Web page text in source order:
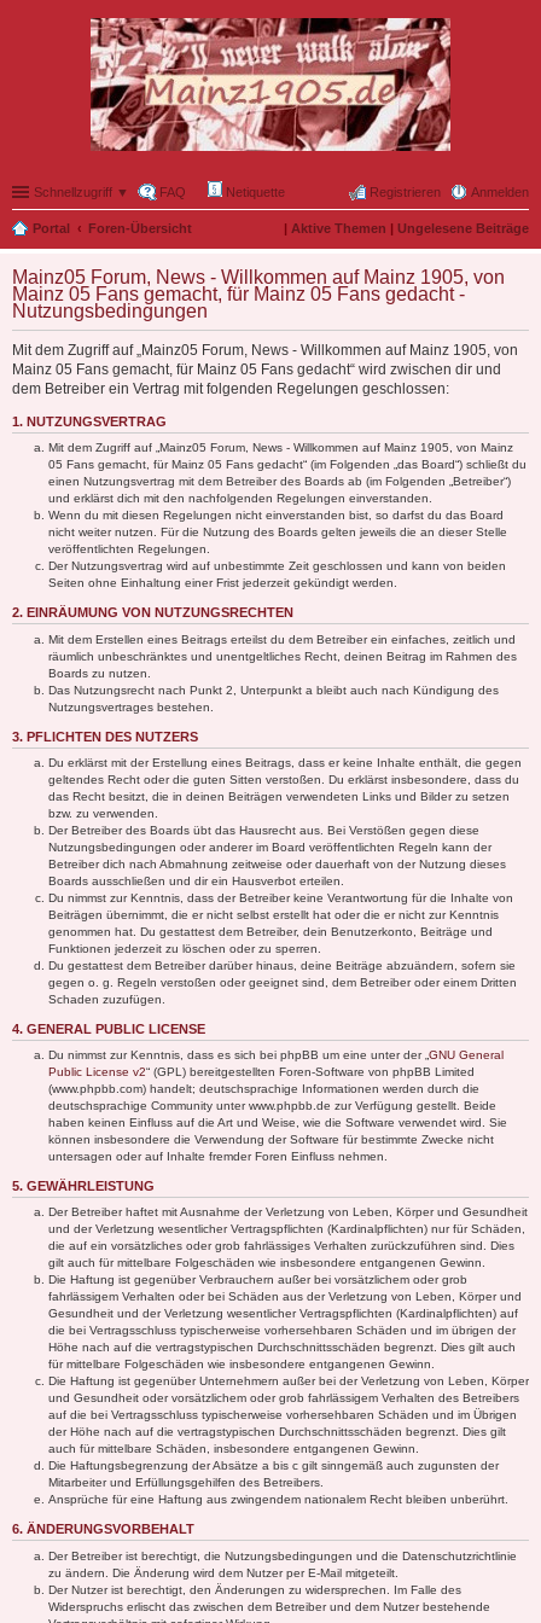
Schnellzugriff ▼ FAQ Netiquette Anmelden
Registrieren
Portal Foren-Übersicht | Aktive Themen | Ungelesene Beiträge
Mainz05 Forum, News - Willkommen auf Mainz 1905, von
Mainz 05 Fans gemacht, für Mainz 05 Fans gedacht -
Nutzungsbedingungen
Mit dem Zugriff auf „Mainz05 Forum, News - Willkommen auf Mainz 1905, von
Mainz 05 Fans gemacht, für Mainz 05 Fans gedacht“ wird zwischen dir und
dem Betreiber ein Vertrag mit folgenden Regelungen geschlossen:
1. NUTZUNGSVERTRAG
Mit dem Zugriff auf „Mainz05 Forum, News - Willkommen auf Mainz 1905, von Mainz
05 Fans gemacht, für Mainz 05 Fans gedacht“ (im Folgenden „das Board“) schließt du
einen Nutzungsvertrag mit dem Betreiber des Boards ab (im Folgenden „Betreiber“)
und erklärst dich mit den nachfolgenden Regelungen einverstanden.
Wenn du mit diesen Regelungen nicht einverstanden bist, so darfst du das Board
nicht weiter nutzen. Für die Nutzung des Boards gelten jeweils die an dieser Stelle
veröffentlichten Regelungen.
Der Nutzungsvertrag wird auf unbestimmte Zeit geschlossen und kann von beiden
Seiten ohne Einhaltung einer Frist jederzeit gekündigt werden.
2. EINRÄUMUNG VON NUTZUNGSRECHTEN
Mit dem Erstellen eines Beitrags erteilst du dem Betreiber ein einfaches, zeitlich und
räumlich unbeschränktes und unentgeltliches Recht, deinen Beitrag im Rahmen des
Boards zu nutzen.
Das Nutzungsrecht nach Punkt 2, Unterpunkt a bleibt auch nach Kündigung des
Nutzungsvertrages bestehen.
3. PFLICHTEN DES NUTZERS
Du erklärst mit der Erstellung eines Beitrags, dass er keine Inhalte enthält, die gegen
geltendes Recht oder die guten Sitten verstoßen. Du erklärst insbesondere, dass du
das Recht besitzt, die in deinen Beiträgen verwendeten Links und Bilder zu setzen
bzw. zu verwenden.
Der Betreiber des Boards übt das Hausrecht aus. Bei Verstößen gegen diese
Nutzungsbedingungen oder anderer im Board veröffentlichten Regeln kann der
Betreiber dich nach Abmahnung zeitweise oder dauerhaft von der Nutzung dieses
Boards ausschließen und dir ein Hausverbot erteilen.
Du nimmst zur Kenntnis, dass der Betreiber keine Verantwortung für die Inhalte von
Beiträgen übernimmt, die er nicht selbst erstellt hat oder die er nicht zur Kenntnis
genommen hat. Du gestattest dem Betreiber, dein Benutzerkonto, Beiträge und
Funktionen jederzeit zu löschen oder zu sperren.
Du gestattest dem Betreiber darüber hinaus, deine Beiträge abzuändern, sofern sie
gegen o. g. Regeln verstoßen oder geeignet sind, dem Betreiber oder einem Dritten
Schaden zuzufügen.
4. GENERAL PUBLIC LICENSE
Du nimmst zur Kenntnis, dass es sich bei phpBB um eine unter der „ GNU General
Public License v2“ (GPL) bereitgestellten Foren-Software von phpBB Limited
(www.phpbb.com) handelt; deutschsprachige Informationen werden durch die
deutschsprachige Community unter www.phpbb.de zur Verfügung gestellt. Beide
haben keinen Einfluss auf die Art und Weise, wie die Software verwendet wird. Sie
können insbesondere die Verwendung der Software für bestimmte Zwecke nicht
untersagen oder auf Inhalte fremder Foren Einfluss nehmen.
5. GEWÄHRLEISTUNG
Der Betreiber haftet mit Ausnahme der Verletzung von Leben, Körper und Gesundheit
und der Verletzung wesentlicher Vertragspflichten (Kardinalpflichten) nur für Schäden,
die auf ein vorsätzliches oder grob fahrlässiges Verhalten zurückzuführen sind. Dies
gilt auch für mittelbare Folgeschäden wie insbesondere entgangenen Gewinn.
Die Haftung ist gegenüber Verbrauchern außer bei vorsätzlichem oder grob
fahrlässigem Verhalten oder bei Schäden aus der Verletzung von Leben, Körper und
Gesundheit und der Verletzung wesentlicher Vertragspflichten (Kardinalpflichten) auf
die bei Vertragsschluss typischerweise vorhersehbaren Schäden und im übrigen der
Höhe nach auf die vertragstypischen Durchschnittsschäden begrenzt. Dies gilt auch
für mittelbare Folgeschäden wie insbesondere entgangenen Gewinn.
Die Haftung ist gegenüber Unternehmern außer bei der Verletzung von Leben, Körper
und Gesundheit oder vorsätzlichem oder grob fahrlässigem Verhalten des Betreibers
auf die bei Vertragsschluss typischerweise vorhersehbaren Schäden und im Übrigen
der Höhe nach auf die vertragstypischen Durchschnittsschäden begrenzt. Dies gilt
auch für mittelbare Schäden, insbesondere entgangenen Gewinn.
Die Haftungsbegrenzung der Absätze a bis c gilt sinngemäß auch zugunsten der
Mitarbeiter und Erfüllungsgehilfen des Betreibers.
Ansprüche für eine Haftung aus zwingendem nationalem Recht bleiben unberührt.
6. ÄNDERUNGSVORBEHALT
Der Betreiber ist berechtigt, die Nutzungsbedingungen und die Datenschutzrichtlinie
zu ändern. Die Änderung wird dem Nutzer per E-Mail mitgeteilt.
Der Nutzer ist berechtigt, den Änderungen zu widersprechen. Im Falle des
Widerspruchs erlischt das zwischen dem Betreiber und dem Nutzer bestehende